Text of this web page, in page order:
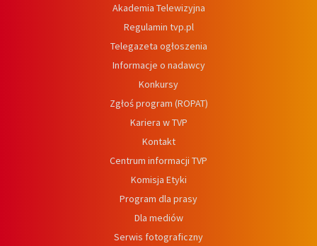
Akademia Telewizyjna
Regulamin tvp.pl
Telegazeta ogłoszenia
Informacje o nadawcy
Konkursy
Zgłoś program (ROPAT)
Kariera w TVP
Kontakt
Centrum informacji TVP
Komisja Etyki
Program dla prasy
Dla mediów
Serwis fotograficzny